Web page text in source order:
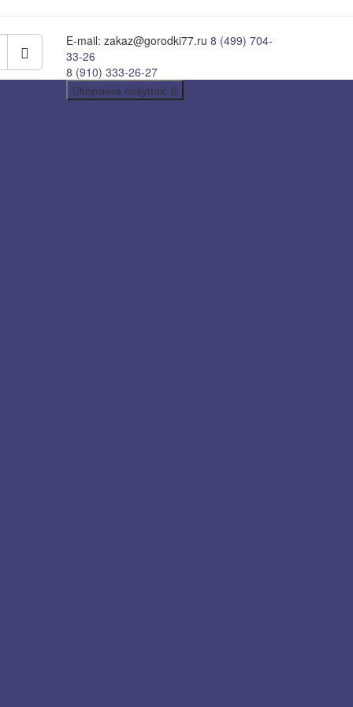
E-mail: zakaz@gorodki77.ru 8 (499) 704-
33-26
8 (910) 333-26-27
Корзинапокупок: 0